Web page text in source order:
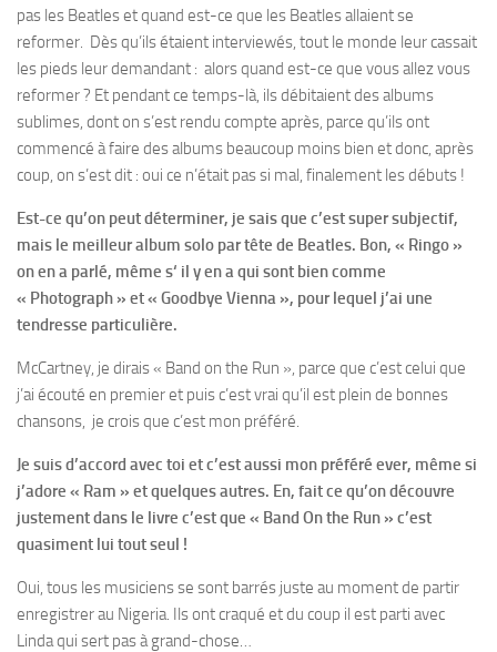
pas les Beatles et quand est-ce que les Beatles allaient se
reformer. Dès qu’ils étaient interviewés, tout le monde leur cassait
les pieds leur demandant : alors quand est-ce que vous allez vous
reformer ? Et pendant ce temps-là, ils débitaient des albums
sublimes, dont on s’est rendu compte après, parce qu’ils ont
commencé à faire des albums beaucoup moins bien et donc, après
coup, on s’est dit : oui ce n’était pas si mal, finalement les débuts !
Est-ce qu’on peut déterminer, je sais que c’est super subjectif,
mais le meilleur album solo par tête de Beatles. Bon, « Ringo »
on en a parlé, même s‘ il y en a qui sont bien comme
« Photograph » et « Goodbye Vienna », pour lequel j’ai une
tendresse particulière.
McCartney, je dirais « Band on the Run », parce que c’est celui que
j’ai écouté en premier et puis c’est vrai qu’il est plein de bonnes
chansons, je crois que c’est mon préféré.
Je suis d’accord avec toi et c’est aussi mon préféré ever, même si
j’adore « Ram » et quelques autres. En, fait ce qu’on découvre
justement dans le livre c’est que « Band On the Run » c’est
quasiment lui tout seul !
Oui, tous les musiciens se sont barrés juste au moment de partir
enregistrer au Nigeria. Ils ont craqué et du coup il est parti avec
Linda qui sert pas à grand-chose…